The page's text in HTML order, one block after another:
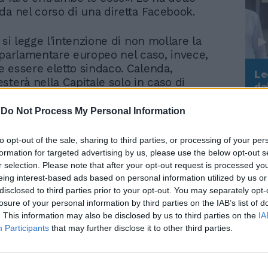
Do Not Process My Personal Information
opt-out of the sale, sharing to third parties, or processing of your
for targeted advertising by us, please use the below opt-out
selection. Please note that after your opt-out request is processed
interest-based ads based on personal information utilized by us
to third parties prior to your opt-out. You may separately
of your personal information by third parties on the IAB’s list of
This information may also be disclosed by us to third parties on the
Participants that may further disclose it to other third parties.
nel corso di una diretta Facebook.
legge l'intenzione di non mollare la
europeo nel caso, invece,
essere eletto sindaco. Calenda,
nella Capitale solo in caso di
interessargli. Un atteggiamento simile
che non è stata eletta presidente
e ha deciso di restare a Strasburgo
al Consiglio regionale. Cosa diranno
di Calenda?
Trump, Meloni e la strategia